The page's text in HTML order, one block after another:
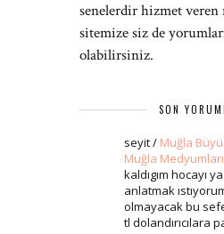
senelerdir hizmet
sitemize siz de
olabilirsiniz.
SON
seyit/ Muğla
Muğla Medyumları
kaldıgım hocayı
anlatmak
olmayacak bu
tl dolandırıcılara